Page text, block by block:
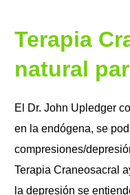
Terapia
natural
El Dr. John Upledger
en la endógena, se
compresiones/
Terapia Craneosacral
la depresión se